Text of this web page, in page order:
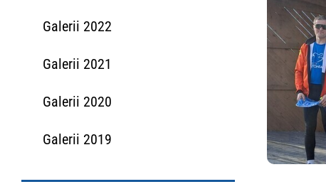
Galerii 2022
Galerii 2021
Galerii 2020
Galerii 2019